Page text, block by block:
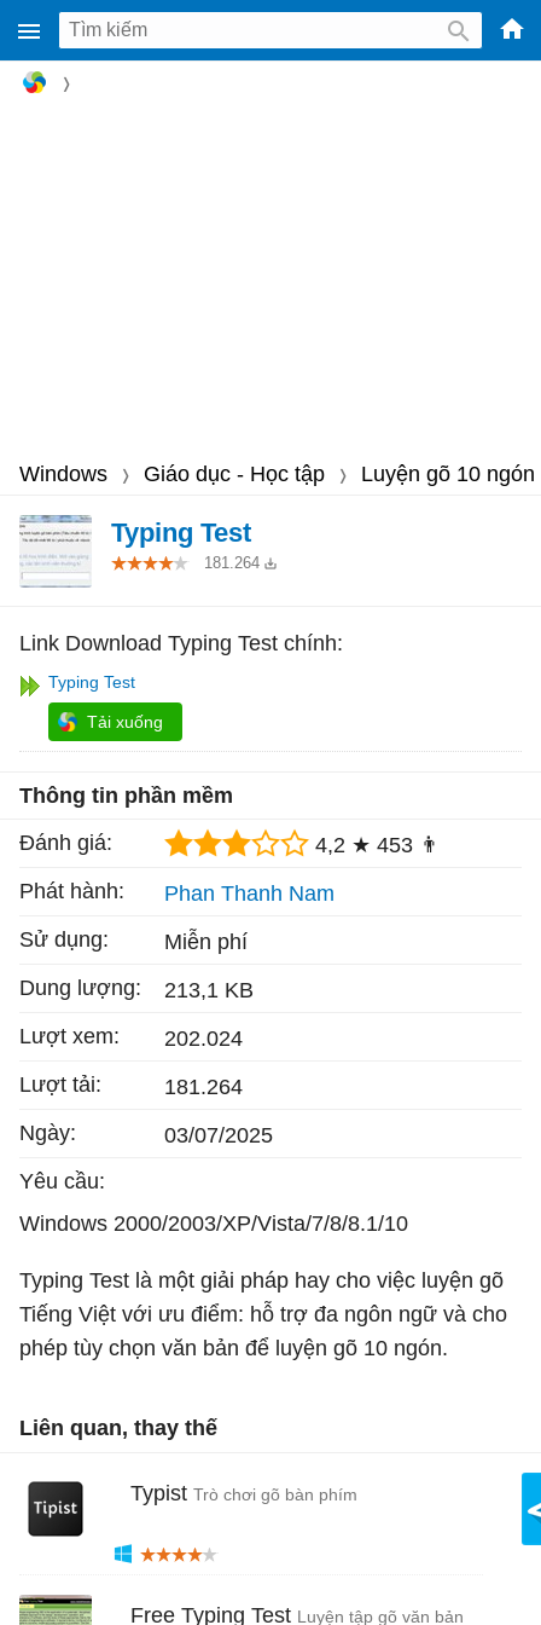
-
Windows Giáo dục - Học tập Luyện gõ 10 ngón
Typing Test
181.264
Link Download Typing Test chính:
Typing Test
Tải xuống
Thông tin phần mềm
Đánh giá:
4,2 ★ 453 👨
Phát hành:
Phan Thanh Nam
Sử dụng:
Miễn phí
Dung lượng:
213,1 KB
Lượt xem:
202.024
Lượt tải:
181.264
Ngày:
03/07/2025
Yêu cầu:
Windows 2000/2003/XP/Vista/7/8/8.1/10
Typing Test là một giải pháp hay cho việc luyện gõ
Tiếng Việt với ưu điểm: hỗ trợ đa ngôn ngữ và cho
phép tùy chọn văn bản để luyện gõ 10 ngón.
Liên quan, thay thế
Typist Trò chơi gõ bàn phím
Free Typing Test Luyện tập gõ văn bản